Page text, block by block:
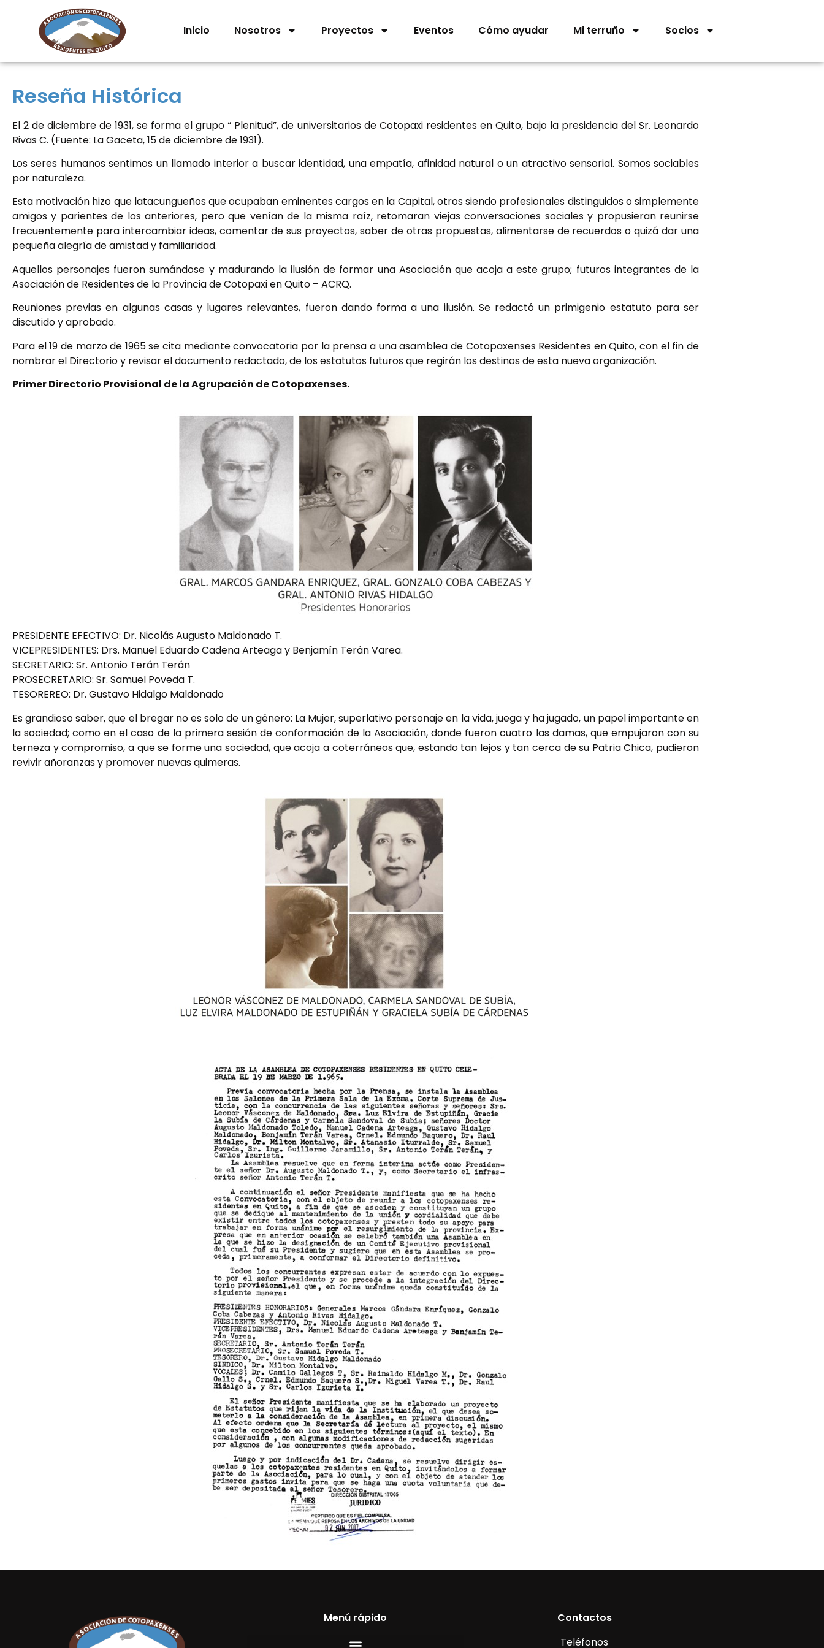
Inicio Nosotros Proyectos Eventos Cómo ayudar Mi terruño Socios
Reseña Histórica
El 2 de diciembre de 1931, se forma el grupo “ Plenitud”, de universitarios de Cotopaxi residentes en Quito, bajo la presidencia del Sr. Leonardo
Rivas C. (Fuente: La Gaceta, 15 de diciembre de 1931).
Los seres humanos sentimos un llamado interior a buscar identidad, una empatía, afinidad natural o un atractivo sensorial. Somos sociables
por naturaleza.
Esta motivación hizo que latacungueños que ocupaban eminentes cargos en la Capital, otros siendo profesionales distinguidos o simplemente
amigos y parientes de los anteriores, pero que venían de la misma raíz, retomaran viejas conversaciones sociales y propusieran reunirse
frecuentemente para intercambiar ideas, comentar de sus proyectos, saber de otras propuestas, alimentarse de recuerdos o quizá dar una
pequeña alegría de amistad y familiaridad.
Aquellos personajes fueron sumándose y madurando la ilusión de formar una Asociación que acoja a este grupo; futuros integrantes de la
Asociación de Residentes de la Provincia de Cotopaxi en Quito – ACRQ.
Reuniones previas en algunas casas y lugares relevantes, fueron dando forma a una ilusión. Se redactó un primigenio estatuto para ser
discutido y aprobado.
Para el 19 de marzo de 1965 se cita mediante convocatoria por la prensa a una asamblea de Cotopaxenses Residentes en Quito, con el fin de
nombrar el Directorio y revisar el documento redactado, de los estatutos futuros que regirán los destinos de esta nueva organización.
Primer Directorio Provisional de la Agrupación de Cotopaxenses.
PRESIDENTE EFECTIVO: Dr. Nicolás Augusto Maldonado T.
VICEPRESIDENTES: Drs. Manuel Eduardo Cadena Arteaga y Benjamín Terán Varea.
SECRETARIO: Sr. Antonio Terán Terán
PROSECRETARIO: Sr. Samuel Poveda T.
TESOREREO: Dr. Gustavo Hidalgo Maldonado
Es grandioso saber, que el bregar no es solo de un género: La Mujer, superlativo personaje en la vida, juega y ha jugado, un papel importante en
la sociedad; como en el caso de la primera sesión de conformación de la Asociación, donde fueron cuatro las damas, que empujaron con su
terneza y compromiso, a que se forme una sociedad, que acoja a coterráneos que, estando tan lejos y tan cerca de su Patria Chica, pudieron
revivir añoranzas y promover nuevas quimeras.
Menú rápido
Contactos
Teléfonos